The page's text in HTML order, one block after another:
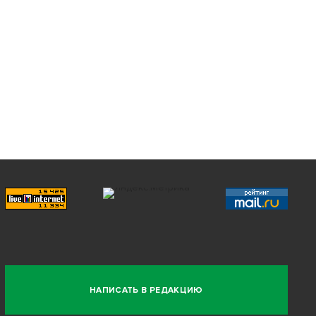
НАПИСАТЬ В РЕДАКЦИЮ